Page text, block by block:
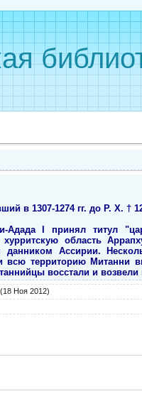
в 1307-1274 гг. до Р. Х. †
Адада I принял титул
область
Ассирии.
всю территорию
восстали и возвели
(18 Ноя 2012)